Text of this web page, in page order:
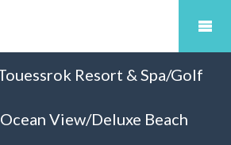
Resort & Spa/Golf
View/Deluxe Beach